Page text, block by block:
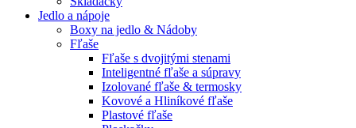
Jedlo a nápoje
Boxy na jedlo & Nádoby
Fľaše
Fľaše s dvojitými stenami
Inteligentné fľaše a súpravy
Izolované fľaše & termosky
Kovové a Hliníkové fľaše
Plastové fľaše